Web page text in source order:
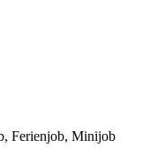
Ferienjob, Minijob